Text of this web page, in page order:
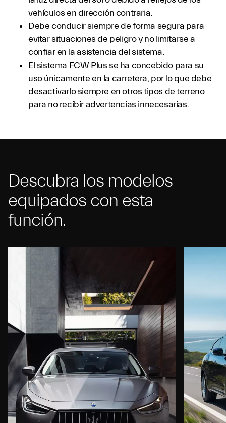
vehículos en dirección contraria.
Debe conducir siempre de forma segura para
evitar situaciones de peligro y no limitarse a
confiar en la asistencia del sistema.
El sistema FCW Plus se ha concebido para su
uso únicamente en la carretera, por lo que debe
desactivarlo siempre en otros tipos de terreno
para no recibir advertencias innecesarias.
Descubra los modelos
equipados con esta
función.